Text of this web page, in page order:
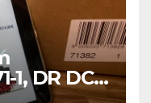
1, DR DCC